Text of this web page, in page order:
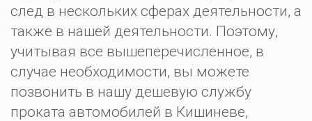
след в нескольких сферах деятельности, а
также в нашей деятельности. Поэтому,
учитывая все вышеперечисленное, в
случае необходимости, вы можете
позвонить в нашу дешевую службу
проката автомобилей в Кишиневе,